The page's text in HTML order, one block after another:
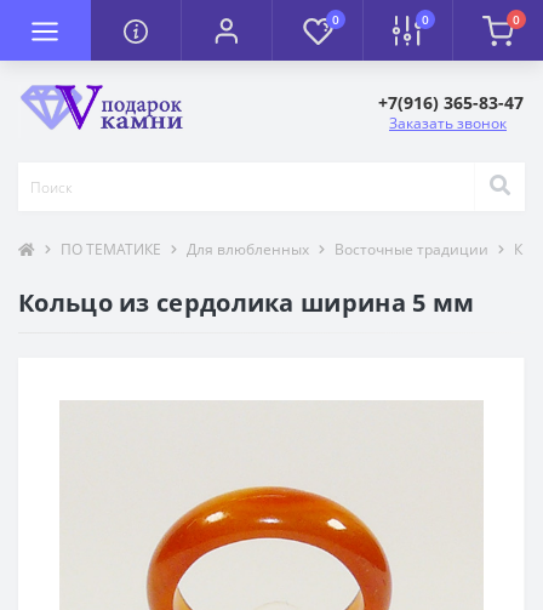
0 0 0
+7(916) 365-83-47
Заказать звонок
ПО ТЕМАТИКЕ Для влюбленных Восточные традиции К
Кольцо из сердолика ширина 5 мм